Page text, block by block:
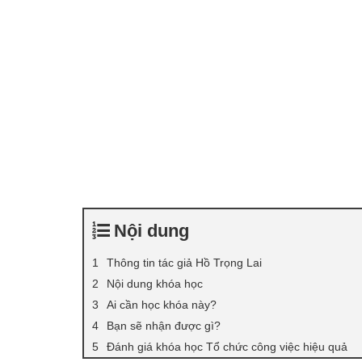
Nội dung
Thông tin tác giả Hồ Trọng Lai
Nội dung khóa học
Ai cần học khóa này?
Bạn sẽ nhận được gì?
Đánh giá khóa học Tổ chức công việc hiệu quả